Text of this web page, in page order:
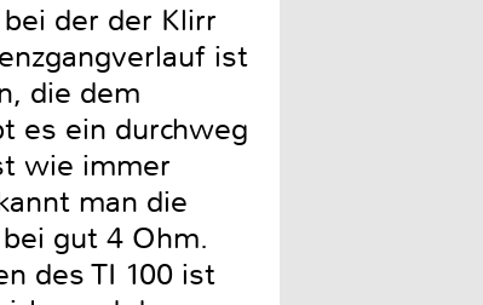
der der Klirr
ist
die dem
es ein durchweg
wie immer
man die
gut 4 Ohm.
des TI 100 ist